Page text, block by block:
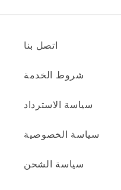
اتصل بنا
شروط الخدمة
سياسة الاسترداد
سياسة الخصوصية
سياسة الشحن